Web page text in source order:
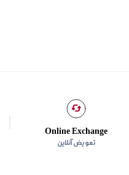
Online Exchange
تعویض آنلاین